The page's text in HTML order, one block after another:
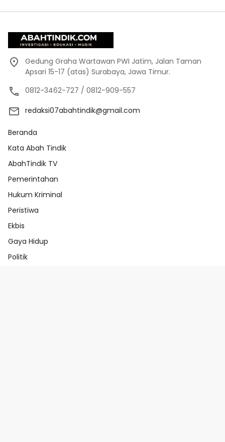
Gedung Graha Wartawan PWI Jatim, Jalan Taman
Apsari 15-17 (atas) Surabaya, Jawa Timur.
0812-3462-727 / 0812-909-557
redaksi07abahtindik@gmail.com
Beranda
Kata Abah Tindik
AbahTindik TV
Pemerintahan
Hukum Kriminal
Peristiwa
Ekbis
Gaya Hidup
Politik